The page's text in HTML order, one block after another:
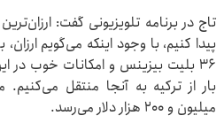
تاج در برنامه تلویزیونی گفت:
پیدا کنیم، با وجود اینکه می‌گویم
بار از ترکیه به آنجا منتقل
میلیون و ۲۰۰ هزار دلار می‌رسد.